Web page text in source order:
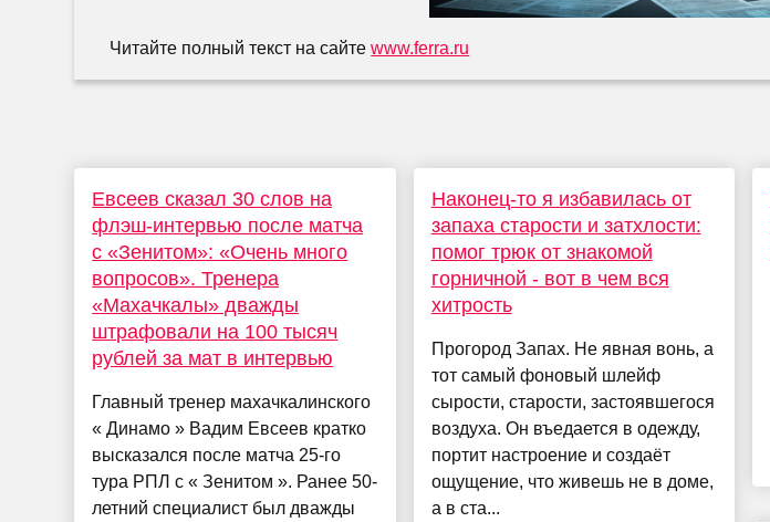
Читайте полный текст на сайтеwww.ferra.ru
Евсеев сказал 30 слов на
флэш-интервью после матча
с «Зенитом»: «Очень много
вопросов». Тренера
«Махачкалы» дважды
штрафовали на 100 тысяч
рублей за мат в интервью
Главный тренер махачкалинского
« Динамо » Вадим Евсеев кратко
высказался после матча 25-го
тура РПЛ с « Зенитом ». Ранее 50-
летний специалист был дважды
Наконец-то я избавилась от
запаха старости и затхлости:
помог трюк от знакомой
горничной - вот в чем вся
хитрость
Прогород Запах. Не явная вонь, а
тот самый фоновый шлейф
сырости, старости, застоявшегося
воздуха. Он въедается в одежду,
портит настроение и создаёт
ощущение, что живешь не в доме,
а в ста...